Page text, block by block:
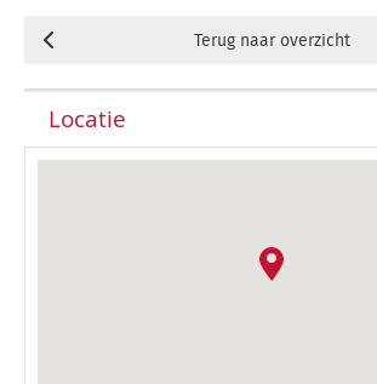
Terug naar overzicht
Locatie